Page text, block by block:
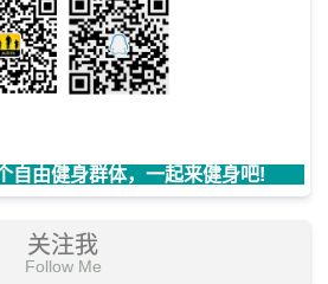
自由健身群体，一起来健身吧!
关注我
Follow Me